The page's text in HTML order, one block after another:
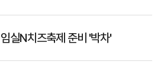
실N치즈축제 준비 '박차'